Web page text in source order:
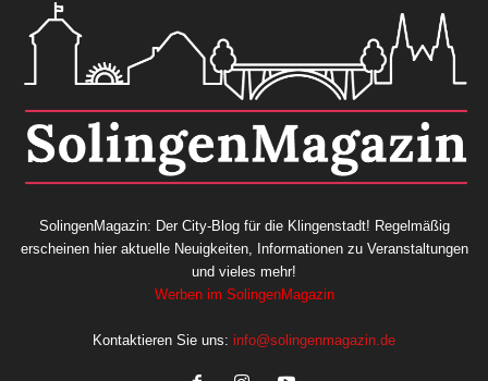
SolingenMagazin: Der City-Blog für die Klingenstadt! Regelmäßig
erscheinen hier aktuelle Neuigkeiten, Informationen zu Veranstaltungen
und vieles mehr!
Werben im SolingenMagazin
Kontaktieren Sie uns: info@solingenmagazin.de